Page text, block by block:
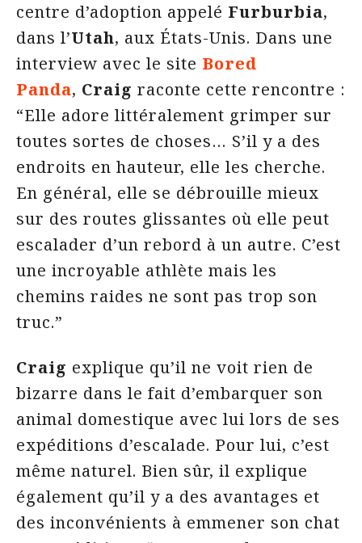
centre d’adoption appelé Furburbia,
dans l’Utah, aux États-Unis. Dans une
interview avec le site Bored
Panda, Craig raconte cette rencontre :
“Elle adore littéralement grimper sur
toutes sortes de choses… S’il y a des
endroits en hauteur, elle les cherche.
En général, elle se débrouille mieux
sur des routes glissantes où elle peut
escalader d’un rebord à un autre. C’est
une incroyable athlète mais les
chemins raides ne sont pas trop son
truc.”
Craig explique qu’il ne voit rien de
bizarre dans le fait d’embarquer son
animal domestique avec lui lors de ses
expéditions d’escalade. Pour lui, c’est
même naturel. Bien sûr, il explique
également qu’il y a des avantages et
des inconvénients à emmener son chat